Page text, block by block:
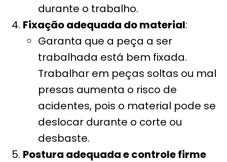
durante o trabalho.
Fixação adequada do material:
Garanta que a peça a ser
trabalhada está bem fixada.
Trabalhar em peças soltas ou mal
presas aumenta o risco de
acidentes, pois o material pode se
deslocar durante o corte ou
desbaste.
Postura adequada e controle firme